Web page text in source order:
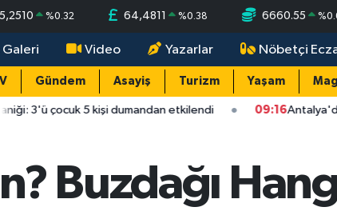
%0.32 64,4811 %0.38 6660.55 %
Galeri Video Yazarlar Nöbetçi
Gündem Asayiş Turizm Yaşam
5 kişi dumandan etkilendi 09:16Antalya'da feci
Buzdağı